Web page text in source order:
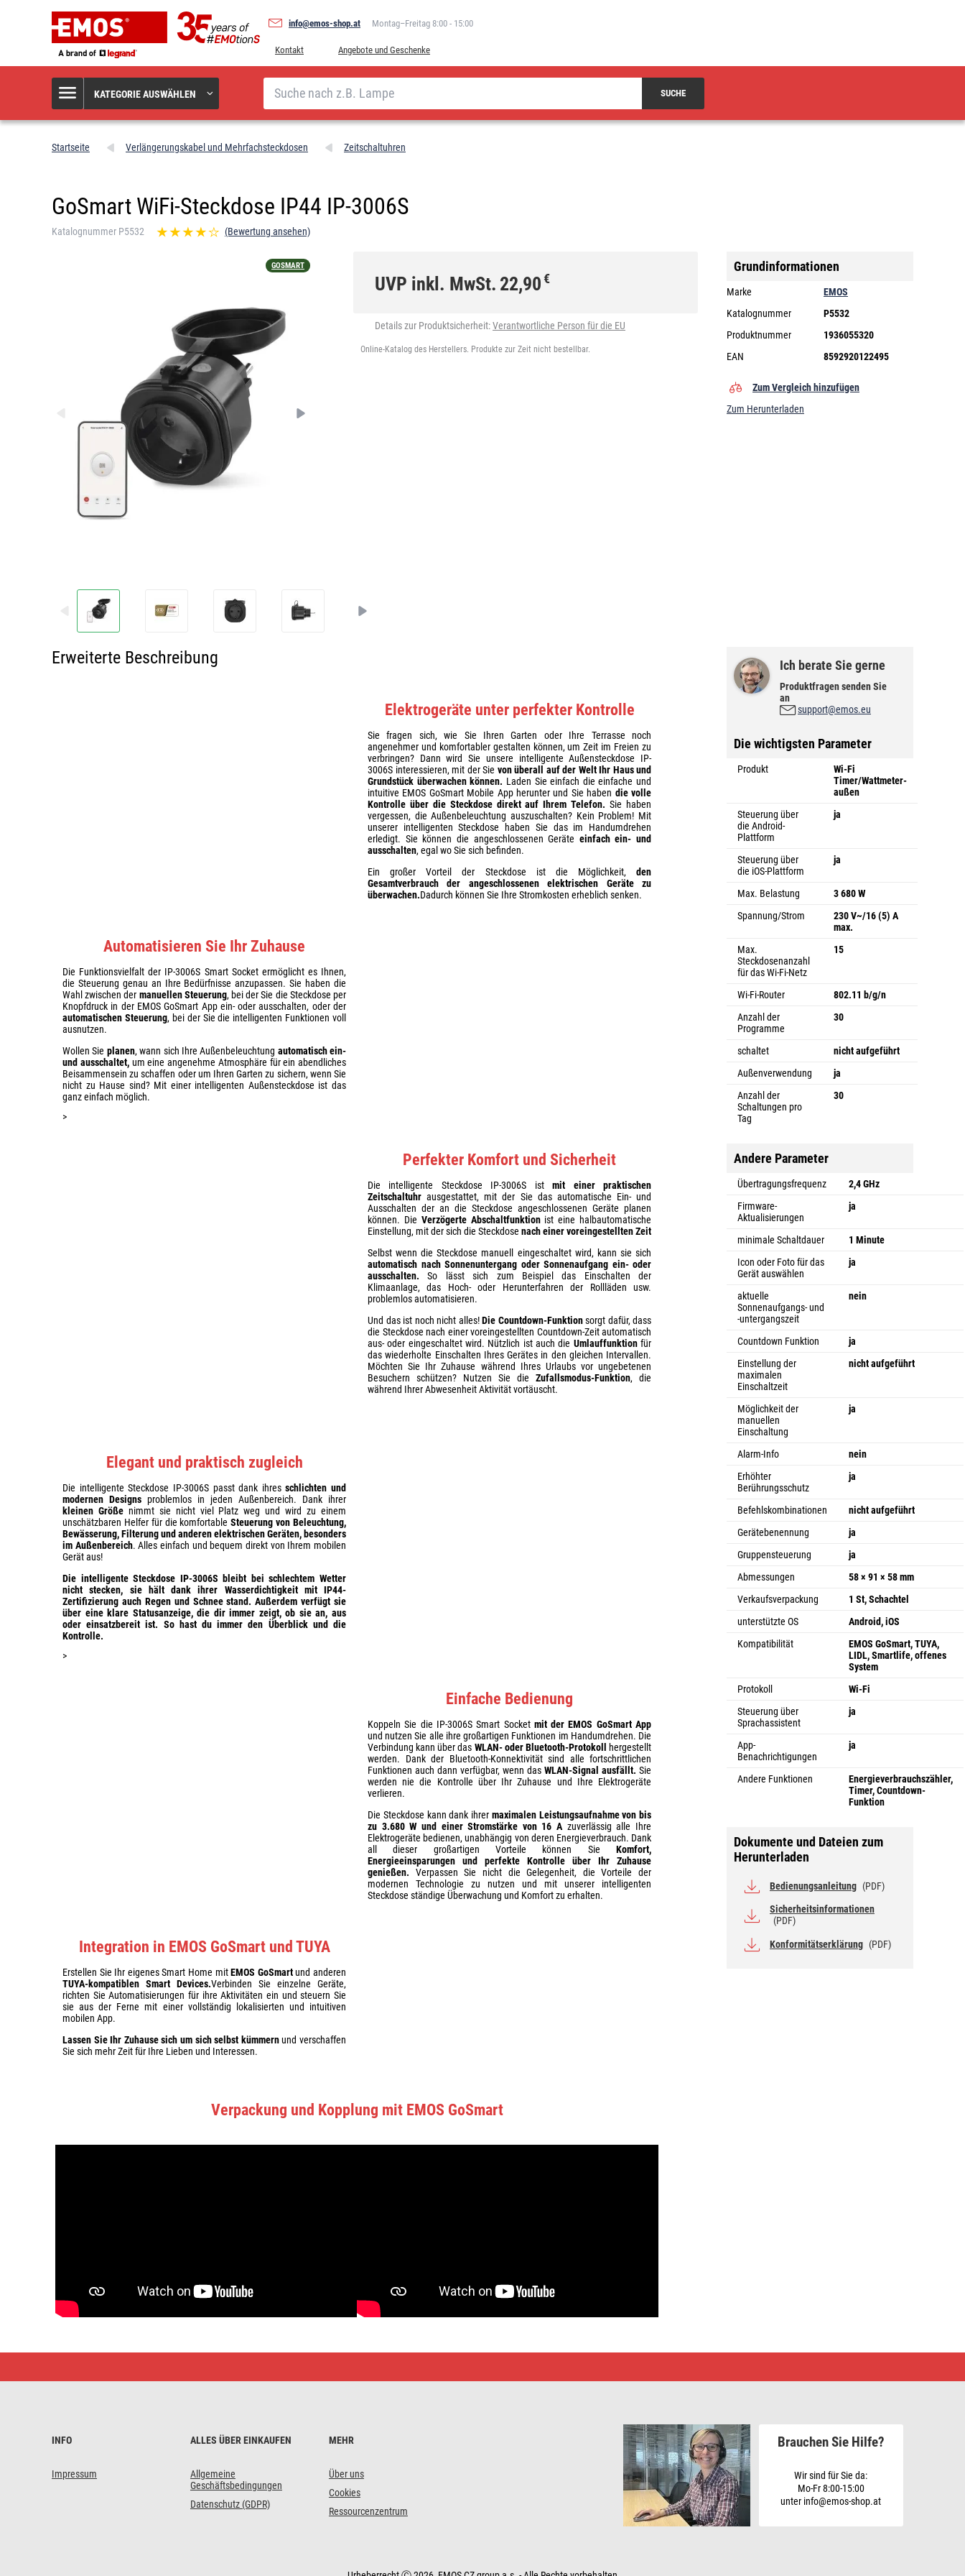
info@emos-shop.at Montag–Freitag 8:00 - 15:00
Kontakt Angebote und Geschenke
KATEGORIE AUSWÄHLEN
Suche
SUCHE
Startseite Verlängerungskabel und Mehrfachsteckdosen Zeitschaltuhren
GoSmart WiFi-Steckdose IP44 IP-3006S
Katalognummer P5532 (Bewertung ansehen)
GOSMART
UVP inkl. MwSt. 22,90€
Details zur Produktsicherheit:Verantwortliche Person für die EU
Online-Katalog des Herstellers. Produkte zur Zeit nicht bestellbar.
Grundinformationen
Marke
EMOS
Katalognummer
P5532
Produktnummer
1936055320
EAN
8592920122495
Zum Vergleich hinzufügen
Zum Herunterladen
Erweiterte Beschreibung
Elektrogeräte unter perfekter Kontrolle
Sie fragen sich, wie Sie Ihren Garten oder Ihre Terrasse noch
angenehmer und komfortabler gestalten können, um Zeit im Freien zu
verbringen? Dann wird Sie unsere intelligente Außensteckdose IP-
3006S interessieren, mit der Sie von überall auf der Welt Ihr Haus und
Grundstück überwachen können. Laden Sie einfach die einfache und
intuitive EMOS GoSmart Mobile App herunter und Sie haben die volle
Kontrolle über die Steckdose direkt auf Ihrem Telefon. Sie haben
vergessen, die Außenbeleuchtung auszuschalten? Kein Problem! Mit
unserer intelligenten Steckdose haben Sie das im Handumdrehen
erledigt. Sie können die angeschlossenen Geräte einfach ein- und
ausschalten, egal wo Sie sich befinden.
Ein großer Vorteil der Steckdose ist die Möglichkeit, den
Gesamtverbrauch der angeschlossenen elektrischen Geräte zu
überwachen.Dadurch können Sie Ihre Stromkosten erheblich senken.
Automatisieren Sie Ihr Zuhause
Die Funktionsvielfalt der IP-3006S Smart Socket ermöglicht es Ihnen,
die Steuerung genau an Ihre Bedürfnisse anzupassen. Sie haben die
Wahl zwischen der manuellen Steuerung, bei der Sie die Steckdose per
Knopfdruck in der EMOS GoSmart App ein- oder ausschalten, oder der
automatischen Steuerung, bei der Sie die intelligenten Funktionen voll
ausnutzen.
Wollen Sie planen, wann sich Ihre Außenbeleuchtung automatisch ein-
und ausschaltet,um eine angenehme Atmosphäre für ein abendliches
Beisammensein zu schaffen oder um Ihren Garten zu sichern, wenn Sie
nicht zu Hause sind? Mit einer intelligenten Außensteckdose ist das
ganz einfach möglich.
>
Perfekter Komfort und Sicherheit
Die intelligente Steckdose IP-3006S istmit einer praktischen
Zeitschaltuhr ausgestattet, mit der Sie das automatische Ein- und
Ausschalten der an die Steckdose angeschlossenen Geräte planen
können. Die Verzögerte Abschaltfunktionist eine halbautomatische
Einstellung, mit der sich die Steckdose nach einer voreingestellten Zeit
Selbst wenn die Steckdose manuell eingeschaltet wird, kann sie sich
automatisch nach Sonnenuntergang oder Sonnenaufgang ein- oder
ausschalten.So lässt sich zum Beispiel das Einschalten der
Klimaanlage, das Hoch- oder Herunterfahren der Rollläden usw.
problemlos automatisieren.
Und das ist noch nicht alles!Die Countdown-Funktionsorgt dafür, dass
die Steckdose nach einer voreingestellten Countdown-Zeit automatisch
aus- oder eingeschaltet wird. Nützlich ist auch die Umlauffunktionfür
das wiederholte Einschalten Ihres Gerätes in den gleichen Intervallen.
Möchten Sie Ihr Zuhause während Ihres Urlaubs vor ungebetenen
Besuchern schützen? Nutzen Sie die Zufallsmodus-Funktion, die
während Ihrer Abwesenheit Aktivität vortäuscht.
Elegant und praktisch zugleich
Die intelligente Steckdose IP-3006S passt dank ihresschlichten und
modernen Designs problemlos in jeden Außenbereich. Dank ihrer
kleinen Größenimmt sie nicht viel Platz weg und wird zu einem
unschätzbaren Helfer für die komfortableSteuerung von Beleuchtung,
Bewässerung, Filterung und anderen elektrischen Geräten, besonders
im Außenbereich. Alles einfach und bequem direkt von Ihrem mobilen
Gerät aus!
Die intelligente Steckdose IP-3006Sbleibt bei schlechtem Wetter
nicht stecken, sie hält dank ihrer Wasserdichtigkeit mit IP44-
Zertifizierung auch Regen und Schnee stand.Außerdem verfügt sie
über eineklare Statusanzeige,die dir immer zeigt, ob sie an, aus
oder einsatzbereit ist. So hast du immer den Überblick und die
Kontrolle.
>
Einfache Bedienung
Koppeln Sie die IP-3006S Smart Socket mit der EMOS GoSmart App
und nutzen Sie alle ihre großartigen Funktionen im Handumdrehen. Die
Verbindung kann über das WLAN- oder Bluetooth-Protokoll hergestellt
werden. Dank der Bluetooth-Konnektivität sind alle fortschrittlichen
Funktionen auch dann verfügbar, wenn das WLAN-Signal ausfällt. Sie
werden nie die Kontrolle über Ihr Zuhause und Ihre Elektrogeräte
verlieren.
Die Steckdose kann dank ihrer maximalen Leistungsaufnahme von bis
zu 3.680 W und einer Stromstärke von 16 A zuverlässig alle Ihre
Elektrogeräte bedienen, unabhängig von deren Energieverbrauch. Dank
all dieser großartigen Vorteile können Sie Komfort,
Energieeinsparungen und perfekte Kontrolle über Ihr Zuhause
genießen. Verpassen Sie nicht die Gelegenheit, die Vorteile der
modernen Technologie zu nutzen und mit unserer intelligenten
Steckdose ständige Überwachung und Komfort zu erhalten.
Integration in EMOS GoSmart und TUYA
Erstellen Sie Ihr eigenes Smart Home mitEMOS GoSmartund anderen
TUYA-kompatiblen Smart Devices.Verbinden Sie einzelne Geräte,
richten Sie Automatisierungen für ihre Aktivitäten ein und steuern Sie
sie aus der Ferne mit einer vollständig lokalisierten und intuitiven
mobilen App.
Lassen Sie Ihr Zuhause sich um sich selbst kümmernund verschaffen
Sie sich mehr Zeit für Ihre Lieben und Interessen.
Verpackung und Kopplung mit EMOS GoSmart
Ich berate Sie gerne
Produktfragen senden Sie
an
support@emos.eu
Die wichtigsten Parameter
Produkt
Wi-Fi
Timer/Wattmeter-
außen
Steuerung über
die Android-
Plattform
ja
Steuerung über
die iOS-Plattform
ja
Max. Belastung
3 680 W
Spannung/Strom
230 V~/16 (5) A
max.
Max.
Steckdosenanzahl
für das Wi-Fi-Netz
15
Wi-Fi-Router
802.11 b/g/n
Anzahl der
Programme
30
schaltet
nicht aufgeführt
Außenverwendung
ja
Anzahl der
Schaltungen pro
Tag
30
Andere Parameter
Übertragungsfrequenz
2,4 GHz
Firmware-
Aktualisierungen
ja
minimale Schaltdauer
1 Minute
Icon oder Foto für das
Gerät auswählen
ja
aktuelle
Sonnenaufgangs- und
-untergangszeit
nein
Countdown Funktion
ja
Einstellung der
maximalen
Einschaltzeit
nicht aufgeführt
Möglichkeit der
manuellen
Einschaltung
ja
Alarm-Info
nein
Erhöhter
Berührungsschutz
ja
Befehlskombinationen
nicht aufgeführt
Gerätebenennung
ja
Gruppensteuerung
ja
Abmessungen
58 × 91 × 58 mm
Verkaufsverpackung
1 St, Schachtel
unterstützte OS
Android, iOS
Kompatibilität
EMOS GoSmart, TUYA,
LIDL, Smartlife, offenes
System
Protokoll
Wi-Fi
Steuerung über
Sprachassistent
ja
App-
Benachrichtigungen
ja
Andere Funktionen
Energieverbrauchszähler,
Timer, Countdown-
Funktion
Dokumente und Dateien zum
Herunterladen
Bedienungsanleitung (PDF)
Sicherheitsinformationen
(PDF)
Konformitätserklärung (PDF)
Steckdose
INFO
Impressum
ALLES ÜBER EINKAUFEN
Allgemeine
Geschäftsbedingungen
Datenschutz (GDPR)
MEHR
Über uns
Cookies
Ressourcenzentrum
Brauchen Sie Hilfe?
Wir sind für Sie da:
Mo-Fr 8:00-15:00
unter info@emos-shop.at